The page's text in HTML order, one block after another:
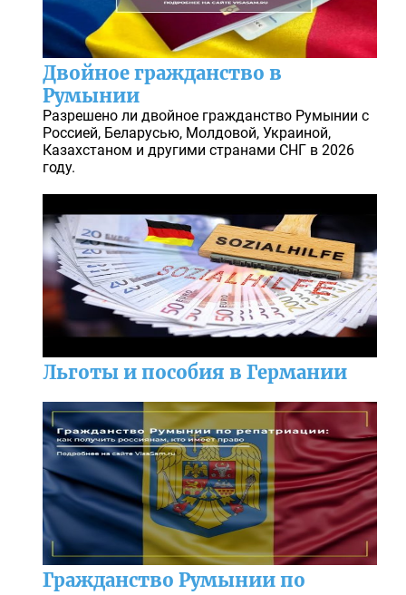
Двойное гражданство в
Румынии
Разрешено ли двойное гражданство Румынии с
Россией, Беларусью, Молдовой, Украиной,
Казахстаном и другими странами СНГ в 2026
году.
Льготы и пособия в Германии
Гражданство Румынии по